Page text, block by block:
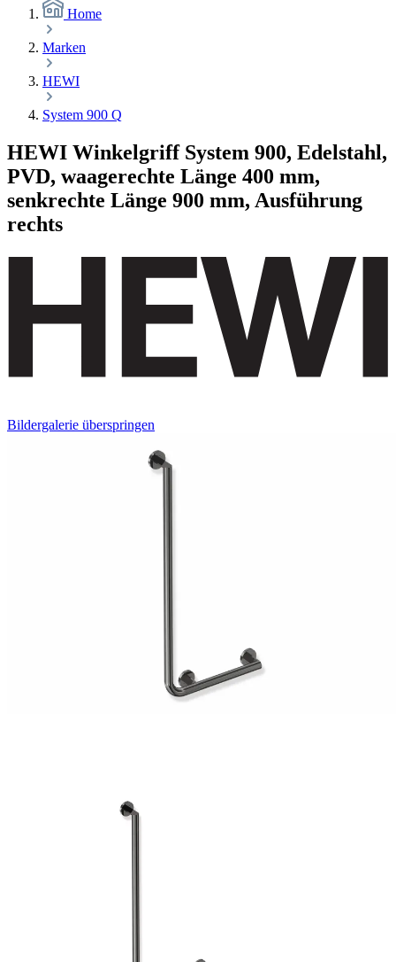
Home
Marken
HEWI
System 900 Q
HEWI Winkelgriff System 900, Edelstahl,
PVD, waagerechte Länge 400 mm,
senkrechte Länge 900 mm, Ausführung
rechts
Bildergalerie überspringen